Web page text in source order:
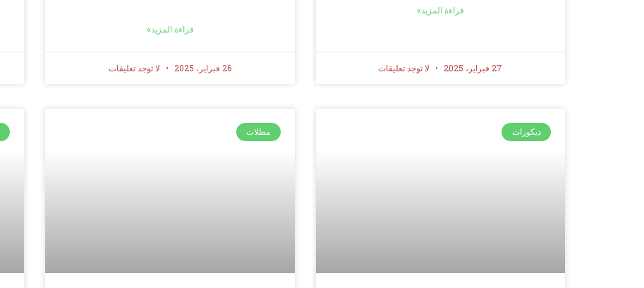
قراءة المزيد»
27 فبراير، 2025 لا توجد تعليقات
قراءة المزيد»
26 فبراير، 2025 لا توجد تعليقات
ديكورات مظلات